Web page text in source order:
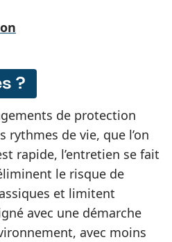
?
de protection
rythmes de vie, que l’on
rapide, l’entretien se fait
le risque de
et limitent
avec une démarche
avec moins